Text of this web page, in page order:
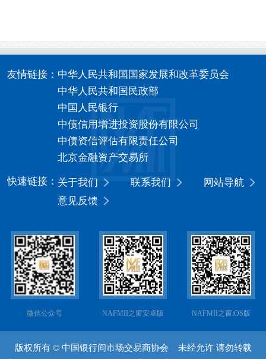
友情链接： 中华人民共和国国家发展和改革委员会
中华人民共和国民政部
中国人民银行
中债信用增进投资股份有限公司
中债资信评估有限责任公司
北京金融资产交易所
快速链接： 关于我们 联系我们
网站导航
意见反馈
微信公众号 NAFMII之窗安卓版 NAFMII之窗iOS版
版权所有 © 中国银行间市场交易商协会 未经允许 请勿转载